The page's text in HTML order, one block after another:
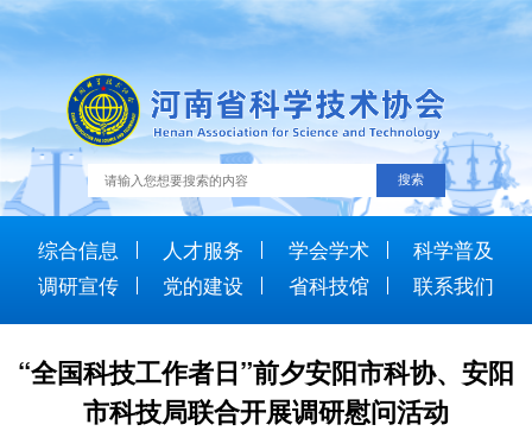
综合信息 人才服务 学会学术
科学普及
调研宣传
党的建设 省科技馆 联系我们
“全国科技工作者日”前夕安阳市科协、安阳
市科技局联合开展调研慰问活动